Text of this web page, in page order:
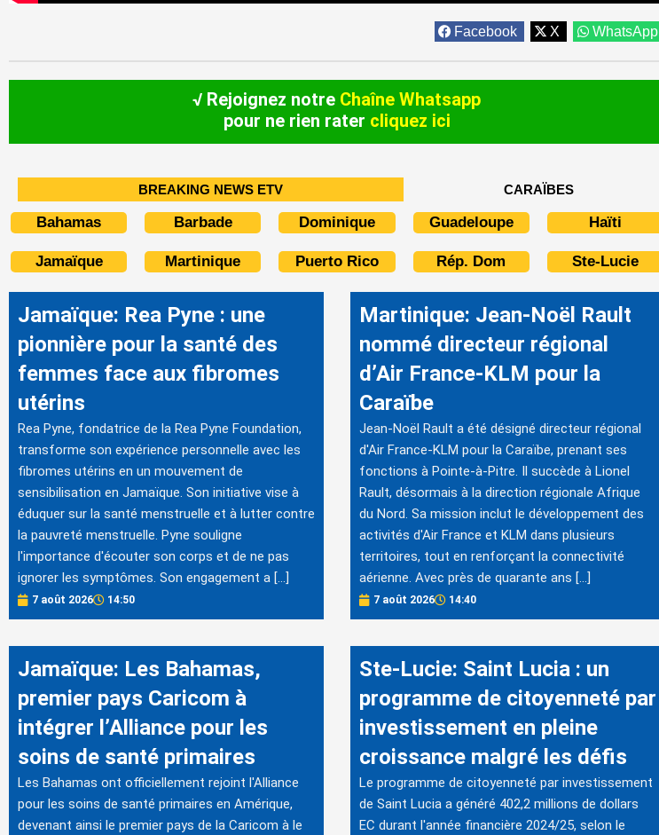
Facebook X WhatsApp
√ Rejoignez notre Chaîne Whatsapp
pour ne rien rater cliquez ici
BREAKING NEWS ETV CARAÏBES
Bahamas Barbade Dominique Guadeloupe Haïti
Jamaïque Martinique Puerto Rico Rép. Dom Ste-Lucie
Jamaïque: Rea Pyne : une
pionnière pour la santé des
femmes face aux fibromes
utérins
Rea Pyne, fondatrice de la Rea Pyne Foundation,
transforme son expérience personnelle avec les
fibromes utérins en un mouvement de
sensibilisation en Jamaïque. Son initiative vise à
éduquer sur la santé menstruelle et à lutter contre
la pauvreté menstruelle. Pyne souligne
l'importance d'écouter son corps et de ne pas
ignorer les symptômes. Son engagement a […]
7 août 2026 14:50
Martinique: Jean-Noël Rault
nommé directeur régional
d’Air France-KLM pour la
Caraïbe
Jean-Noël Rault a été désigné directeur régional
d'Air France-KLM pour la Caraïbe, prenant ses
fonctions à Pointe-à-Pitre. Il succède à Lionel
Rault, désormais à la direction régionale Afrique
du Nord. Sa mission inclut le développement des
activités d'Air France et KLM dans plusieurs
territoires, tout en renforçant la connectivité
aérienne. Avec près de quarante ans […]
7 août 2026 14:40
Jamaïque: Les Bahamas,
premier pays Caricom à
intégrer l’Alliance pour les
soins de santé primaires
Les Bahamas ont officiellement rejoint l'Alliance
pour les soins de santé primaires en Amérique,
devenant ainsi le premier pays de la Caricom à le
Ste-Lucie: Saint Lucia : un
programme de citoyenneté par
investissement en pleine
croissance malgré les défis
Le programme de citoyenneté par investissement
de Saint Lucia a généré 402,2 millions de dollars
EC durant l'année financière 2024/25, selon le